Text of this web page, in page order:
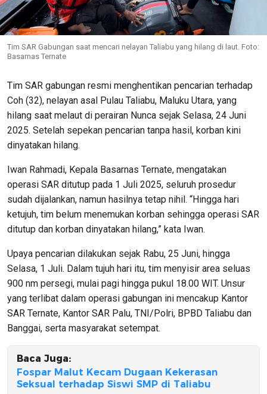
Tim SAR Gabungan saat mencari nelayan Taliabu yang hilang di laut. Foto:
Basarnas Ternate
Tim SAR gabungan resmi menghentikan pencarian terhadap
Coh (32), nelayan asal Pulau Taliabu, Maluku Utara, yang
hilang saat melaut di perairan Nunca sejak Selasa, 24 Juni
2025. Setelah sepekan pencarian tanpa hasil, korban kini
dinyatakan hilang.
Iwan Rahmadi, Kepala Basarnas Ternate, mengatakan
operasi SAR ditutup pada 1 Juli 2025, seluruh prosedur
sudah dijalankan, namun hasilnya tetap nihil. “Hingga hari
ketujuh, tim belum menemukan korban sehingga operasi SAR
ditutup dan korban dinyatakan hilang,” kata Iwan.
Upaya pencarian dilakukan sejak Rabu, 25 Juni, hingga
Selasa, 1 Juli. Dalam tujuh hari itu, tim menyisir area seluas
900 nm persegi, mulai pagi hingga pukul 18.00 WIT. Unsur
yang terlibat dalam operasi gabungan ini mencakup Kantor
SAR Ternate, Kantor SAR Palu, TNI/Polri, BPBD Taliabu dan
Banggai, serta masyarakat setempat.
Baca Juga:
Fospar Malut Kecam Dugaan Kekerasan
Seksual terhadap Siswi SMP di Taliabu